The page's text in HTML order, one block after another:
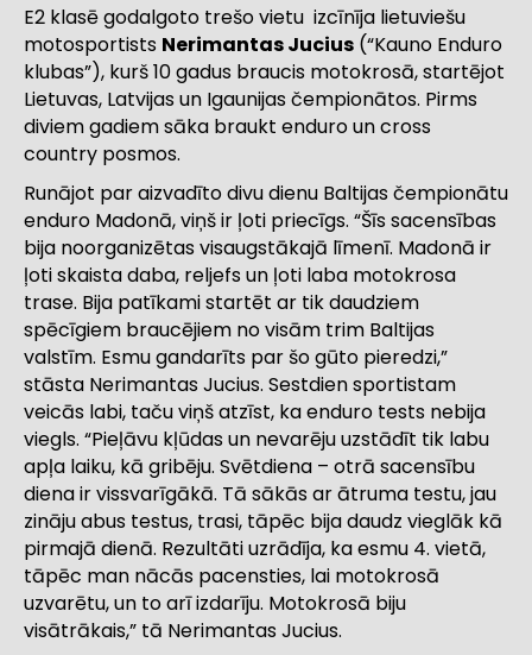
E2 klasē godalgoto trešo vietu izcīnīja lietuviešu
motosportists Nerimantas Jucius (“Kauno Enduro
klubas”), kurš 10 gadus braucis motokrosā, startējot
Lietuvas, Latvijas un Igaunijas čempionātos. Pirms
diviem gadiem sāka braukt enduro un cross
country posmos.
Runājot par aizvadīto divu dienu Baltijas čempionātu
enduro Madonā, viņš ir ļoti priecīgs. “Šīs sacensības
bija noorganizētas visaugstākajā līmenī. Madonā ir
ļoti skaista daba, reljefs un ļoti laba motokrosa
trase. Bija patīkami startēt ar tik daudziem
spēcīgiem braucējiem no visām trim Baltijas
valstīm. Esmu gandarīts par šo gūto pieredzi,”
stāsta Nerimantas Jucius. Sestdien sportistam
veicās labi, taču viņš atzīst, ka enduro tests nebija
viegls. “Pieļāvu kļūdas un nevarēju uzstādīt tik labu
apļa laiku, kā gribēju. Svētdiena – otrā sacensību
diena ir vissvarīgākā. Tā sākās ar ātruma testu, jau
zināju abus testus, trasi, tāpēc bija daudz vieglāk kā
pirmajā dienā. Rezultāti uzrādīja, ka esmu 4. vietā,
tāpēc man nācās pacensties, lai motokrosā
uzvarētu, un to arī izdarīju. Motokrosā biju
visātrākais,” tā Nerimantas Jucius.